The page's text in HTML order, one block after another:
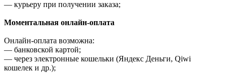
— курьеру при получении заказа;
Моментальная онлайн-оплата
Онлайн-оплата возможна:
— банковской картой;
— через электронные кошельки (Яндекс Деньги, Qiwi
кошелек и др.);